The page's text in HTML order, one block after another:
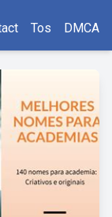
Tos DMCA